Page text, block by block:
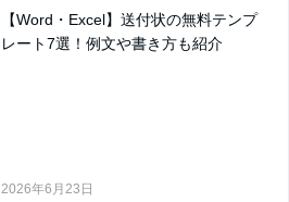
【Word・Excel】送付状の無料テンプ
レート7選！例文や書き方も紹介
2026年6月23日